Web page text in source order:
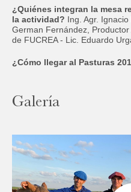
¿Quiénes integran la mesa
la actividad? Ing. Agr.
German Fernández,
de FUCREA - Lic. Eduardo
¿Cómo llegar al Pasturas
Galería